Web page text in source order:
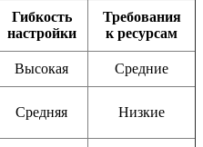
Гибкость
настройки
Требования
к ресурсам
Высокая Средние
Средняя Низкие